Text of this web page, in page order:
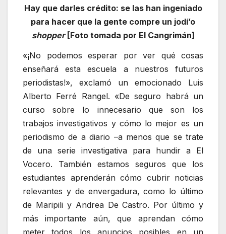
Hay que darles crédito: se las han ingeniado
para hacer que la gente compre un jodí’o
shopper[Foto tomada por El Cangrimán]
«¡No podemos esperar por ver qué cosas
enseñará esta escuela a nuestros futuros
periodistas!», exclamó un emocionado Luis
Alberto Ferré Rangel. «De seguro habrá un
curso sobre lo innecesario que son los
trabajos investigativos y cómo lo mejor es un
periodismo de a diario –a menos que se trate
de una serie investigativa para hundir a El
Vocero. También estamos seguros que los
estudiantes aprenderán cómo cubrir noticias
relevantes y de envergadura, como lo último
de Maripili y Andrea De Castro. Por último y
más importante aún, que aprendan cómo
meter todos los anuncios posibles en un